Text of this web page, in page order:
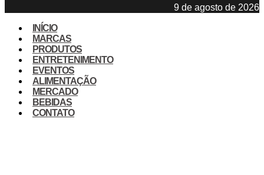
9 de agosto de 2026
INÍCIO
MARCAS
PRODUTOS
ENTRETENIMENTO
EVENTOS
ALIMENTAÇÃO
MERCADO
BEBIDAS
CONTATO